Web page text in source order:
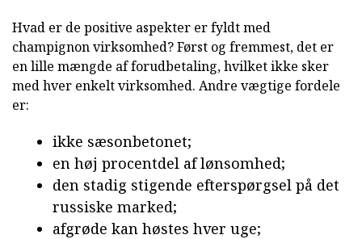
Hvad er de positive aspekter er fyldt med
champignon virksomhed? Først og fremmest, det er
en lille mængde af forudbetaling, hvilket ikke sker
med hver enkelt virksomhed. Andre vægtige fordele
er:
ikke sæsonbetonet;
en høj procentdel af lønsomhed;
den stadig stigende efterspørgsel på det
russiske marked;
afgrøde kan høstes hver uge;